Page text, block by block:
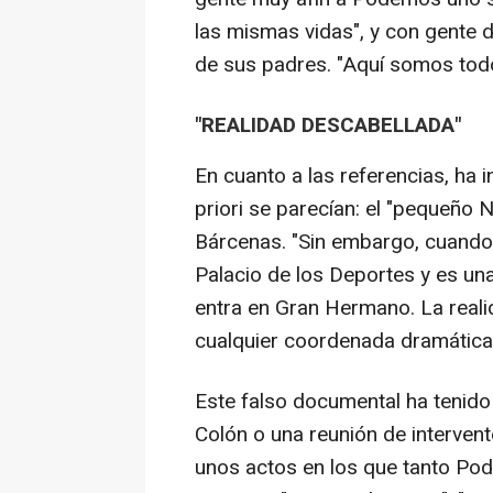
las mismas vidas", y con gente
de sus padres. "Aquí somos
"REALIDAD DESCABELLADA"
En cuanto a las referencias, ha
priori se parecían: el "pequeño
Bárcenas. "Sin embargo,
Palacio de los Deportes y es
entra en Gran Hermano. La
cualquier coordenada
Este falso documental ha
Colón o una reunión de
unos actos en los que tanto